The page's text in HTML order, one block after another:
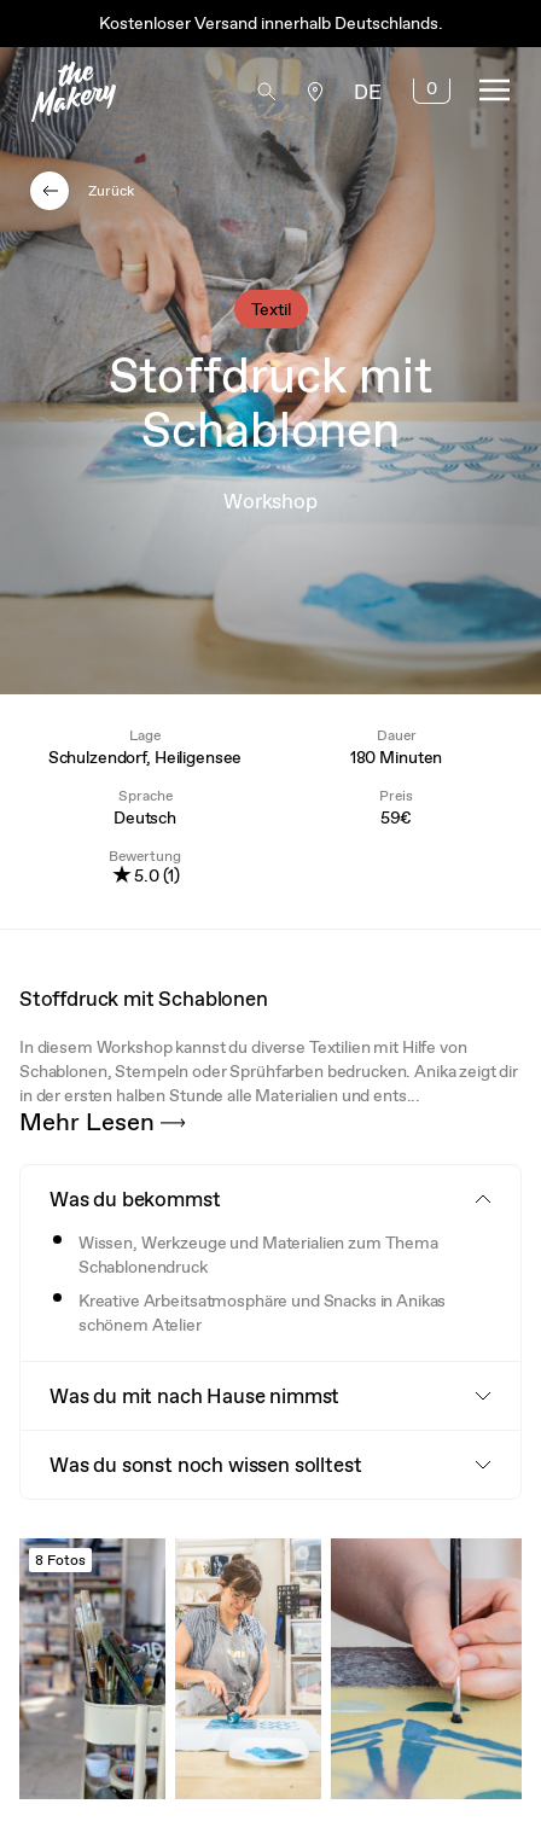
Kostenloser Versand innerhalb Deutschlands.
DE 0
Textil
Stoffdruck mit
Schablonen
Workshop
Zurück
Lage
Schulzendorf, Heiligensee
Dauer
180 Minuten
Sprache
Deutsch
Preis
59€
Bewertung
★5.0 (1)
Stoffdruck mit Schablonen
In diesem Workshop kannst du diverse Textilien mit Hilfe von
Schablonen, Stempeln oder Sprühfarben bedrucken. Anika zeigt dir
in der ersten halben Stunde alle Materialien und ents...
Mehr Lesen
Was du bekommst
Wissen, Werkzeuge und Materialien zum Thema
Schablonendruck
Kreative Arbeitsatmosphäre und Snacks in Anikas
schönem Atelier
Was du mit nach Hause nimmst
Was du sonst noch wissen solltest
8 Fotos